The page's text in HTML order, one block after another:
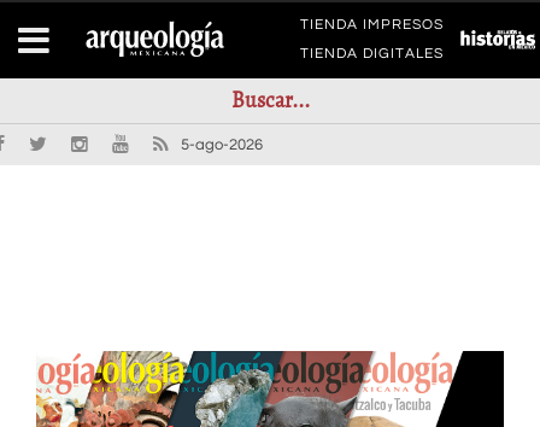
TIENDA IMPRESOS
TIENDA DIGITALES
5-ago-2026